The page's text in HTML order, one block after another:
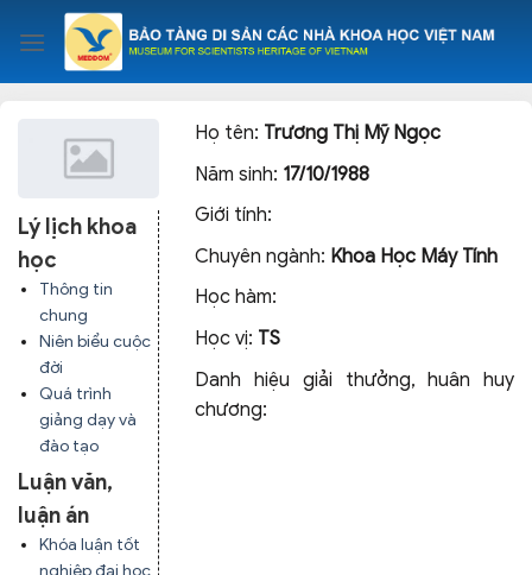
content
Lý lịch khoa
học
Thông tin
chung
Niên biểu cuộc
đời
Quá trình
giảng dạy và
đào tạo
Luận văn,
luận án
Khóa luận tốt
nghiệp đại học
Họ tên: Trương Thị Mỹ Ngọc
Năm sinh: 17/10/1988
Giới tính:
Chuyên ngành: Khoa Học Máy Tính
Học hàm:
Học vị: TS
Danh hiệu giải thưởng, huân huy
chương: